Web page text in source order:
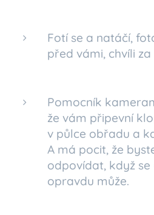
Fotí se a natáčí,
před vámi, chvíli
Pomocník
že vám připevní
v půlce obřadu a
A má pocit, že
odpovídat, když se
opravdu může.